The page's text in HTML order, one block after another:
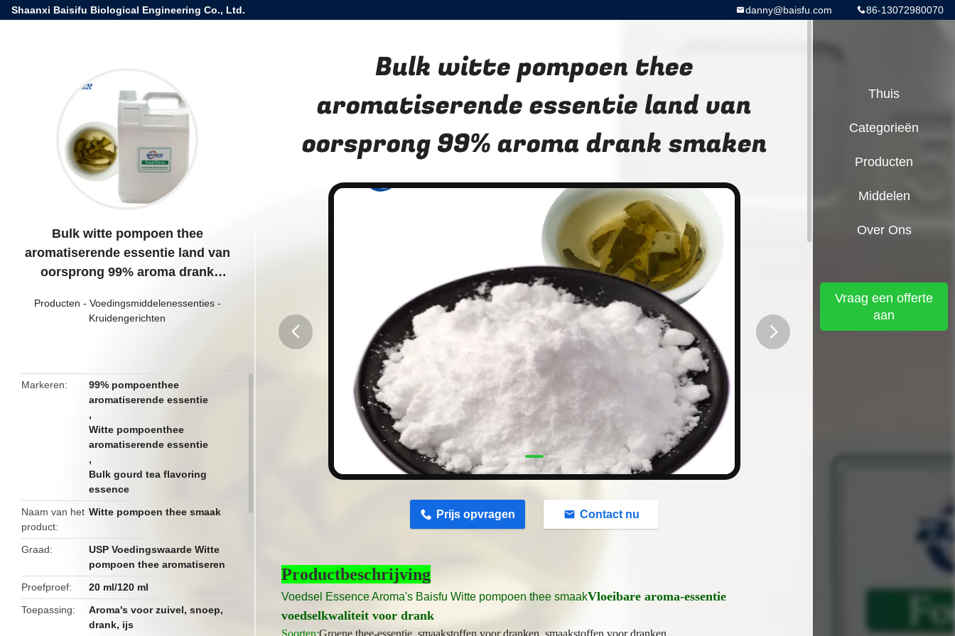
Shaanxi Baisifu Biological Engineering Co., Ltd. 86-13072980070
danny@baisfu.com
Bulk witte pompoen thee
aromatiserende essentie land van
oorsprong 99% aroma drank
Producten - Voedingsmiddelenessenties-
Kruidengerichten
Markeren
99% pompoenthee
aromatiserende essentie
,
Witte pompoenthee
aromatiserende essentie
,
Bulk gourd tea flavoring
essence
Naam van het
product
Witte pompoen thee smaak
Graad
USP Voedingswaarde Witte
pompoen thee aromatiseren
Proefproef
20 ml/120 ml
Toepassing
Aroma's voor zuivel, snoep,
drank, ijs
Bulk witte pompoen thee
aromatiserende essentie land van
oorsprong 99% aroma drank smaken
Prijs opvragen Contact nu
Productbeschrijving
Voedsel Essence Aroma's Baisfu Witte pompoen thee smaakVloeibare aroma-essentie
voedselkwaliteit voor drank
Thuis
Categorieën
Producten
Middelen
Over Ons
Vraag een offerte
aan